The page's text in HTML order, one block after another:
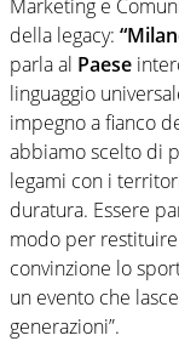
Marketing e
della legacy:
parla al Paese
linguaggio
impegno a fianco
abbiamo scelto di
legami con i
duratura. Essere
modo per
convinzione lo
un evento che
generazioni”.